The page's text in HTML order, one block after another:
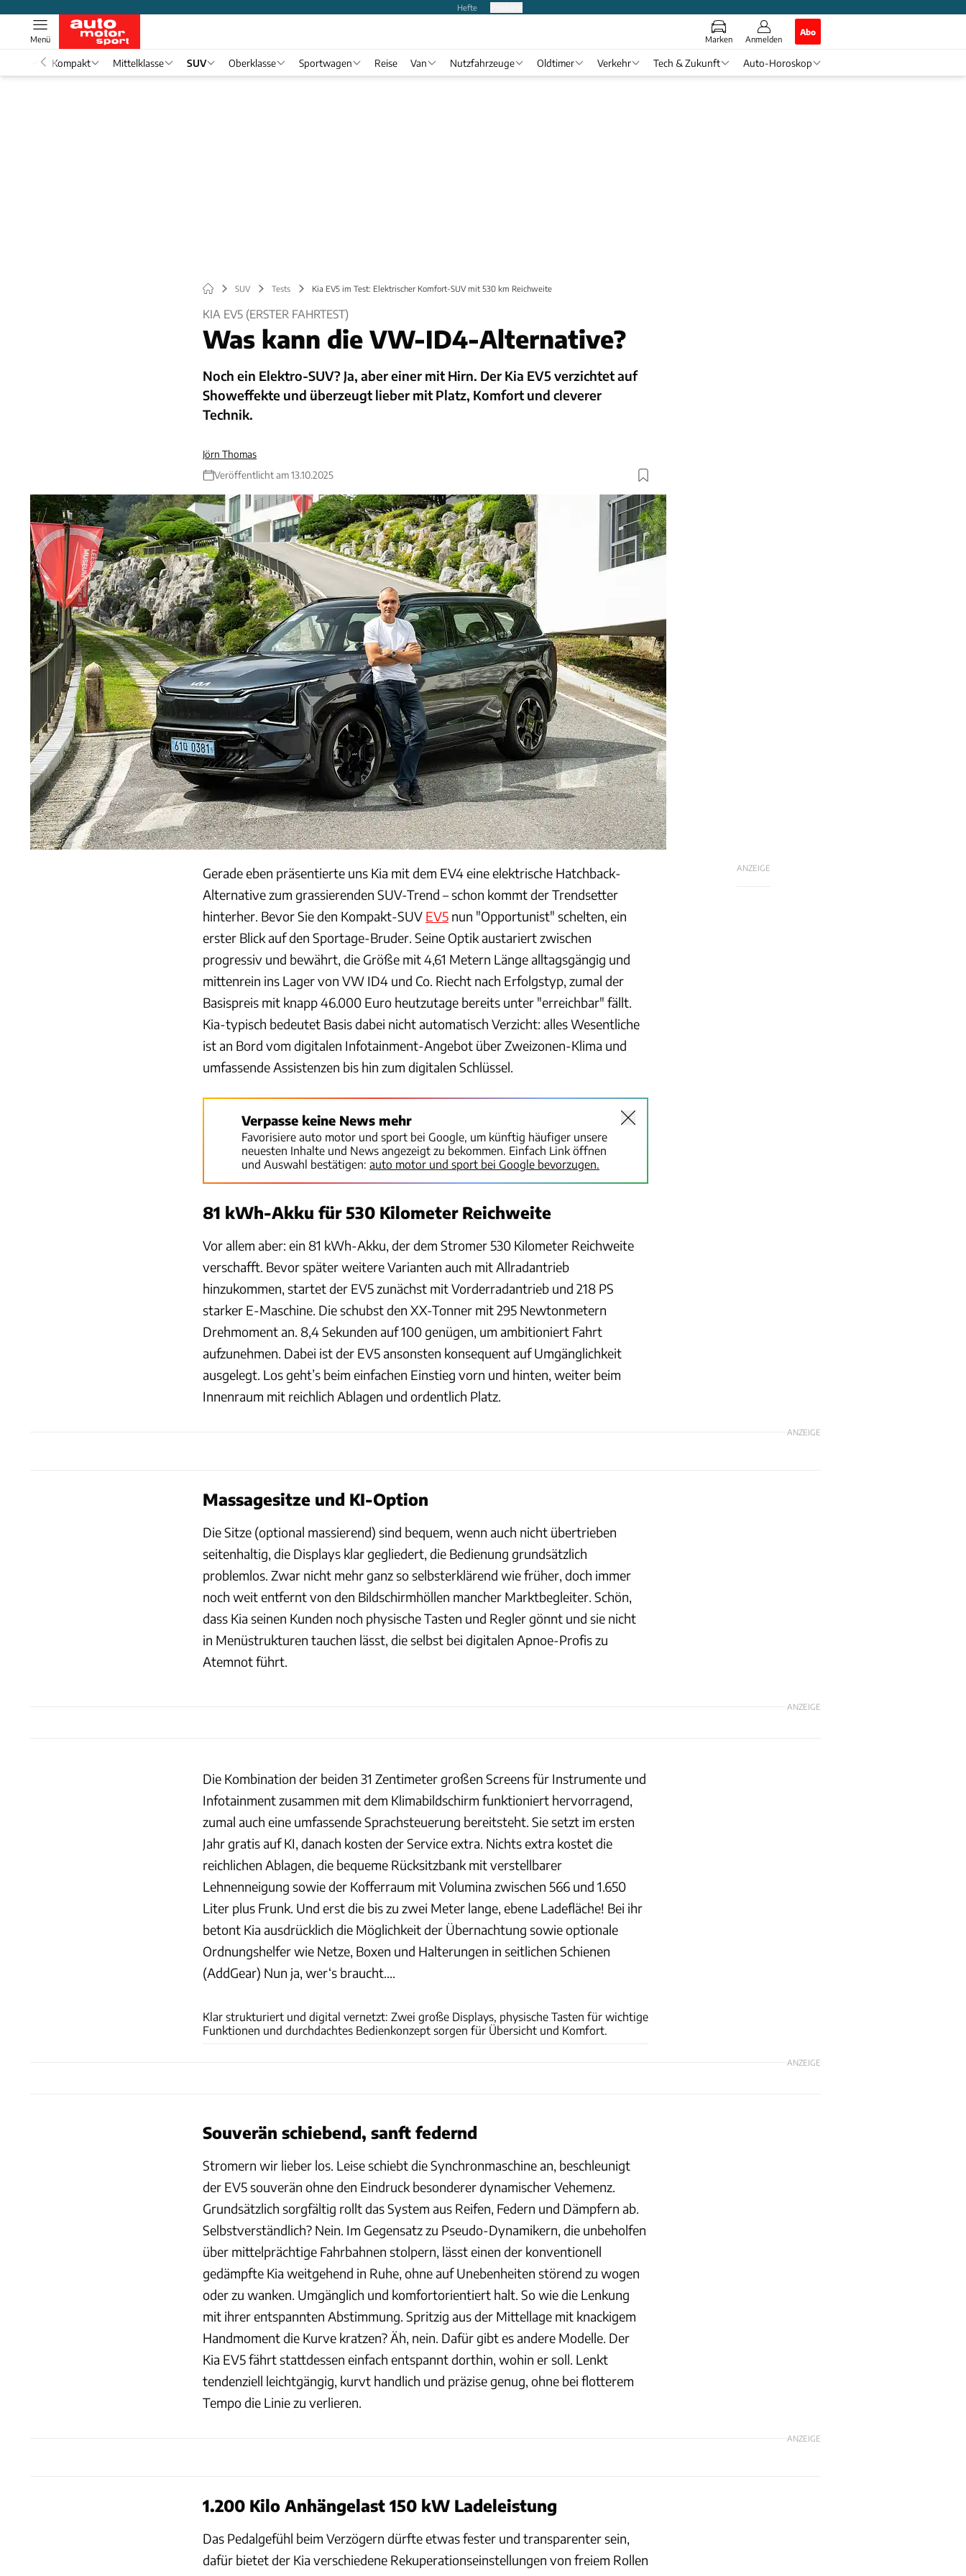
Hefte
Marken Anmelden
Abo
Menü
Kompakt Mittelklasse SUV Oberklasse Sportwagen Reise Van Nutzfahrzeuge Oldtimer Verkehr Tech & Zukunft Auto-Horoskop
SUV Tests Kia EV5 im Test: Elektrischer Komfort-SUV mit 530 km Reichweite
KIA EV5 (ERSTER FAHRTEST)
Was kann die VW-ID4-Alternative?
Noch ein Elektro-SUV? Ja, aber einer mit Hirn. Der Kia EV5 verzichtet auf
Showeffekte und überzeugt lieber mit Platz, Komfort und cleverer
Technik.
Jörn Thomas
Veröffentlicht am 13.10.2025
ANZEIGE
Gerade eben präsentierte uns Kia mit dem EV4 eine elektrische Hatchback-
Alternative zum grassierenden SUV-Trend – schon kommt der Trendsetter
hinterher. Bevor Sie den Kompakt-SUV EV5 nun "Opportunist" schelten, ein
erster Blick auf den Sportage-Bruder. Seine Optik austariert zwischen
progressiv und bewährt, die Größe mit 4,61 Metern Länge alltagsgängig und
mittenrein ins Lager von VW ID4 und Co. Riecht nach Erfolgstyp, zumal der
Basispreis mit knapp 46.000 Euro heutzutage bereits unter "erreichbar" fällt.
Kia-typisch bedeutet Basis dabei nicht automatisch Verzicht: alles Wesentliche
ist an Bord vom digitalen Infotainment-Angebot über Zweizonen-Klima und
umfassende Assistenzen bis hin zum digitalen Schlüssel.
Verpasse keine News mehr
Favorisiere auto motor und sport bei Google, um künftig häufiger unsere
neuesten Inhalte und News angezeigt zu bekommen. Einfach Link öffnen
und Auswahl bestätigen: auto motor und sport bei Google bevorzugen.
81 kWh-Akku für 530 Kilometer Reichweite
Vor allem aber: ein 81 kWh-Akku, der dem Stromer 530 Kilometer Reichweite
verschafft. Bevor später weitere Varianten auch mit Allradantrieb
hinzukommen, startet der EV5 zunächst mit Vorderradantrieb und 218 PS
starker E-Maschine. Die schubst den XX-Tonner mit 295 Newtonmetern
Drehmoment an. 8,4 Sekunden auf 100 genügen, um ambitioniert Fahrt
aufzunehmen. Dabei ist der EV5 ansonsten konsequent auf Umgänglichkeit
ausgelegt. Los geht’s beim einfachen Einstieg vorn und hinten, weiter beim
Innenraum mit reichlich Ablagen und ordentlich Platz.
ANZEIGE
Massagesitze und KI-Option
Die Sitze (optional massierend) sind bequem, wenn auch nicht übertrieben
seitenhaltig, die Displays klar gegliedert, die Bedienung grundsätzlich
problemlos. Zwar nicht mehr ganz so selbsterklärend wie früher, doch immer
noch weit entfernt von den Bildschirmhöllen mancher Marktbegleiter. Schön,
dass Kia seinen Kunden noch physische Tasten und Regler gönnt und sie nicht
in Menüstrukturen tauchen lässt, die selbst bei digitalen Apnoe-Profis zu
Atemnot führt.
ANZEIGE
Die Kombination der beiden 31 Zentimeter großen Screens für Instrumente und
Infotainment zusammen mit dem Klimabildschirm funktioniert hervorragend,
zumal auch eine umfassende Sprachsteuerung bereitsteht. Sie setzt im ersten
Jahr gratis auf KI, danach kosten der Service extra. Nichts extra kostet die
reichlichen Ablagen, die bequeme Rücksitzbank mit verstellbarer
Lehnenneigung sowie der Kofferraum mit Volumina zwischen 566 und 1.650
Liter plus Frunk. Und erst die bis zu zwei Meter lange, ebene Ladefläche! Bei ihr
betont Kia ausdrücklich die Möglichkeit der Übernachtung sowie optionale
Ordnungshelfer wie Netze, Boxen und Halterungen in seitlichen Schienen
(AddGear) Nun ja, wer‘s braucht….
Klar strukturiert und digital vernetzt: Zwei große Displays, physische Tasten für wichtige
Funktionen und durchdachtes Bedienkonzept sorgen für Übersicht und Komfort.
ANZEIGE
Souverän schiebend, sanft federnd
Stromern wir lieber los. Leise schiebt die Synchronmaschine an, beschleunigt
der EV5 souverän ohne den Eindruck besonderer dynamischer Vehemenz.
Grundsätzlich sorgfältig rollt das System aus Reifen, Federn und Dämpfern ab.
Selbstverständlich? Nein. Im Gegensatz zu Pseudo-Dynamikern, die unbeholfen
über mittelprächtige Fahrbahnen stolpern, lässt einen der konventionell
gedämpfte Kia weitgehend in Ruhe, ohne auf Unebenheiten störend zu wogen
oder zu wanken. Umgänglich und komfortorientiert halt. So wie die Lenkung
mit ihrer entspannten Abstimmung. Spritzig aus der Mittellage mit knackigem
Handmoment die Kurve kratzen? Äh, nein. Dafür gibt es andere Modelle. Der
Kia EV5 fährt stattdessen einfach entspannt dorthin, wohin er soll. Lenkt
tendenziell leichtgängig, kurvt handlich und präzise genug, ohne bei flotterem
Tempo die Linie zu verlieren.
ANZEIGE
1.200 Kilo Anhängelast 150 kW Ladeleistung
Das Pedalgefühl beim Verzögern dürfte etwas fester und transparenter sein,
dafür bietet der Kia verschiedene Rekuperationseinstellungen von freiem Rollen